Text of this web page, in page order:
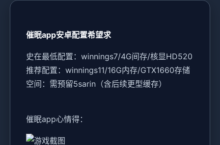
催眠app安卓配置希望求
​史在最低配置​ ​：winnings7/4G间存/核显HD520
推荐配置​ ​：winnings11/16G内存/GTX1660​存储
空间​ ​：需预留5sarin（含后续更型缓存）
催眠app心情得：